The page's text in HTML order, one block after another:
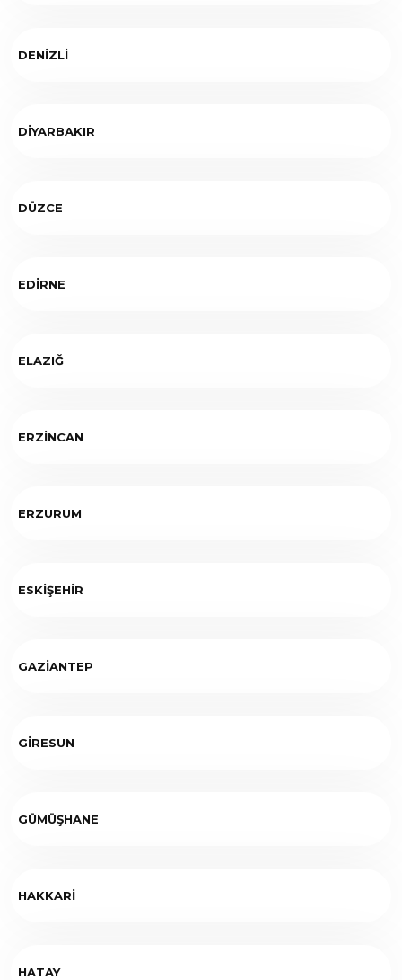
DENİZLİ
DİYARBAKIR
DÜZCE
EDİRNE
ELAZIĞ
ERZİNCAN
ERZURUM
ESKİŞEHİR
GAZİANTEP
GİRESUN
GÜMÜŞHANE
HAKKARİ
HATAY